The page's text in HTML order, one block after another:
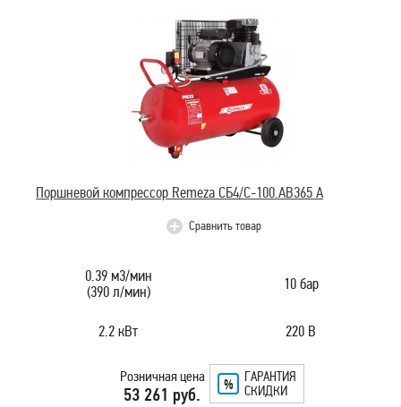
Поршневой компрессор Remeza СБ4/С-100.АВ365 A
Сравнить товар
0.39 м3/мин
(390 л/мин)
10 бар
2.2 кВт 220 В
Розничная цена
53 261 руб.
ГАРАНТИЯ
СКИДКИ